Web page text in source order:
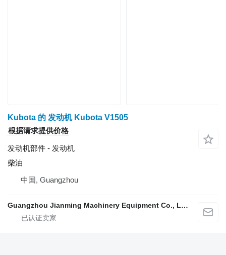
Kubota 的 发动机 Kubota V1505
根据请求提供价格
发动机部件 - 发动机
柴油
中国, Guangzhou
Guangzhou Jianming Machinery Equipment Co., Ltd.